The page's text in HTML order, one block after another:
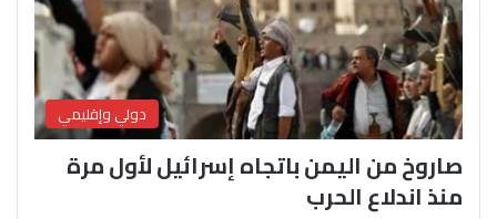
دولي وإقليمي
صاروخ من اليمن باتجاه إسرائيل لأول مرة
منذ اندلاع الحرب